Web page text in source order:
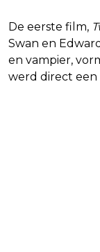
De eerste film,
Swan en
en vampier,
werd direct een